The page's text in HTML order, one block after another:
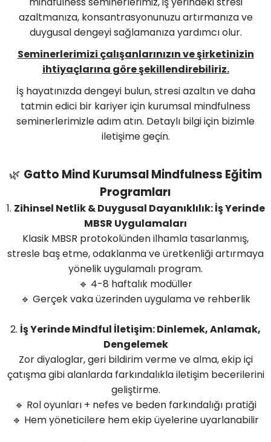
azaltmanıza, konsantrasyonunuzu artırmanıza ve
duygusal dengeyi sağlamanıza yardımcı olur.
Seminerlerimizi çalışanlarınızın ve şirketinizin
ihtiyaçlarına göre şekillendirebiliriz.
İş hayatınızda dengeyi bulun, stresi azaltın ve daha
tatmin edici bir kariyer için kurumsal mindfulness
seminerlerimizle adım atın. Detaylı bilgi için bizimle
iletişime geçin.
🌿 Gatto Mind Kurumsal Mindfulness Eğitim
Programları
1. Zihinsel Netlik & Duygusal Dayanıklılık: İş Yerinde
MBSR Uygulamaları
Klasik MBSR protokolünden ilhamla tasarlanmış,
stresle baş etme, odaklanma ve üretkenliği artırmaya
yönelik uygulamalı program.
🔹 4-8 haftalık modüller
🔹 Gerçek vaka üzerinden uygulama ve rehberlik
2. İş Yerinde Mindful İletişim: Dinlemek, Anlamak,
Dengelemek
Zor diyaloglar, geri bildirim verme ve alma, ekip içi
çatışma gibi alanlarda farkındalıkla iletişim becerilerini
geliştirme.
🔹 Rol oyunları + nefes ve beden farkındalığı pratiği
🔹 Hem yöneticilere hem ekip üyelerine uyarlanabilir